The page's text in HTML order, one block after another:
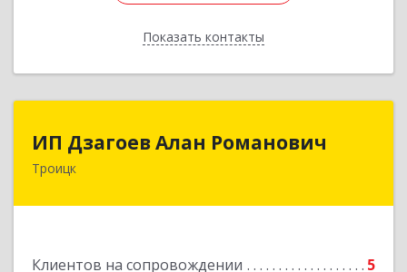
Показать контакты
Назад
ИП Дзагоев Алан Романович
Троицк
Клиентов на сопровождении 5
Подробнее